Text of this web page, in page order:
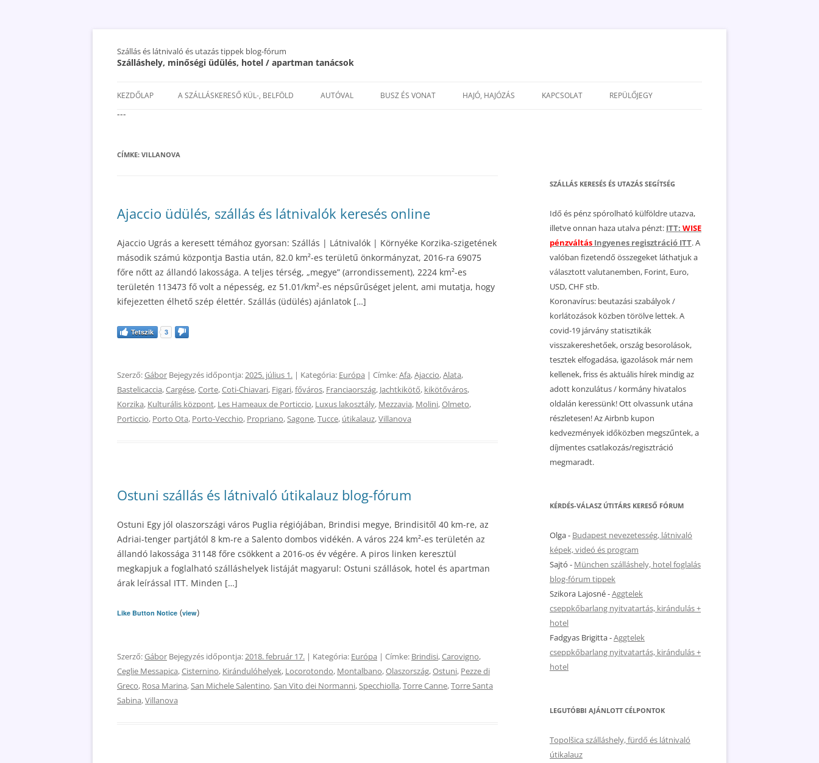
Szállás és látnivaló és utazás tippek blog-fórum
Szálláshely, minőségi üdülés, hotel / apartman tanácsok
a
KEZDŐLAP A SZÁLLÁSKERESŐ KÜL-, BELFÖLD AUTÓVAL BUSZ ÉS VONAT HAJÓ, HAJÓZÁS KAPCSOLAT REPÜLŐJEGY
---
CÍMKE: VILLANOVA
Ajaccio üdülés, szállás és látnivalók keresés online
Ajaccio Ugrás a keresett témához gyorsan: Szállás | Látnivalók | Környéke Korzika-szigetének
második számú központja Bastia után, 82.0 km²-es területű önkormányzat, 2016-ra 69075
főre nőtt az állandó lakossága. A teljes térség, „megye” (arrondissement), 2224 km²-es
területén 113473 fő volt a népesség, ez 51.01/km²-es népsűrűséget jelent, ami mutatja, hogy
kifejezetten élhető szép élettér. Szállás (üdülés) ajánlatok […]
Tetszik 3
Szerző:Gábor Bejegyzés időpontja:2025. július 1. | Kategória: Európa | Címke:Afa,Ajaccio,Alata,
Bastelicaccia,Cargése,Corte,Coti-Chiavari, Figari,főváros, Franciaország, Jachtkikötő, kikötőváros,
Korzika, Kulturális központ, Les Hameaux de Porticcio, Luxus lakosztály, Mezzavia, Molini,Olmeto,
Porticcio, Porto Ota, Porto-Vecchio, Propriano,Sagone,Tucce, útikalauz,Villanova
Ostuni szállás és látnivaló útikalauz blog-fórum
Ostuni Egy jól olaszországi város Puglia régiójában, Brindisi megye, Brindisitől 40 km-re, az
Adriai-tenger partjától 8 km-re a Salento dombos vidékén. A város 224 km²-es területén az
állandó lakossága 31148 főre csökkent a 2016-os év végére. A piros linken keresztül
megkapjuk a foglalható szálláshelyek listáját magyarul: Ostuni szállások, hotel és apartman
árak leírással ITT. Minden […]
Like Button Notice (view)
Szerző:Gábor Bejegyzés időpontja:2018. február 17. | Kategória: Európa | Címke: Brindisi,Carovigno,
Ceglie Messapica,Cisternino, Kirándulóhelyek, Locorotondo, Montalbano,Olaszország,Ostuni, Pezze di
Greco, Rosa Marina,San Michele Salentino,San Vito dei Normanni,Specchiolla,Torre Canne,Torre Santa
Sabina,Villanova
SZÁLLÁS KERESÉS ÉS UTAZÁS SEGÍTSÉG
Idő és pénz spórolható külföldre utazva,
illetve onnan haza utalva pénzt: ITT: WISE
pénzváltás Ingyenes regisztráció ITT. A
valóban fizetendő összegeket láthatjuk a
választott valutanemben, Forint, Euro,
USD, CHF stb.
Koronavírus: beutazási szabályok /
korlátozások közben törölve lettek. A
covid-19 járvány statisztikák
visszakereshetőek, ország besorolások,
tesztek elfogadása, igazolások már nem
kellenek, friss és aktuális hírek mindig az
adott konzulátus / kormány hivatalos
oldalán keressünk! Ott olvassunk utána
részletesen! Az Airbnb kupon
kedvezmények időközben megszűntek, a
díjmentes csatlakozás/regisztráció
megmaradt.
KÉRDÉS-VÁLASZ ÚTITÁRS KERESŐ FÓRUM
Olga- Budapest nevezetesség, látnivaló
képek, videó és program
Sajtó - München szálláshely, hotel foglalás
blog-fórum tippek
Szikora Lajosné-Aggtelek
cseppkőbarlang nyitvatartás, kirándulás +
hotel
Fadgyas Brigitta-Aggtelek
cseppkőbarlang nyitvatartás, kirándulás +
hotel
LEGUTÓBBI AJÁNLOTT CÉLPONTOK
Topolšica szálláshely, fürdő és látnivaló
útikalauz